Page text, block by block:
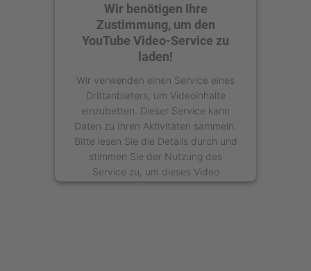
Wir benötigen Ihre
Zustimmung, um den
YouTube Video-Service zu
laden!
Wir verwenden einen Service eines
Drittanbieters, um Videoinhalte
einzubetten. Dieser Service kann
Daten zu Ihren Aktivitäten sammeln.
Bitte lesen Sie die Details durch und
stimmen Sie der Nutzung des
Service zu, um dieses Video
anzusehen.